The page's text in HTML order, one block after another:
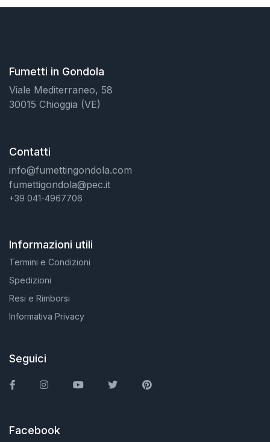
Fumetti in Gondola
Viale Mediterraneo, 58
30015 Chioggia (VE)
Contatti
info@fumettingondola.com
fumettigondola@pec.it
+39 041-4967706
Informazioni utili
Termini e Condizioni
Spedizioni
Resi e Rimborsi
Informativa Privacy
Seguici
FacebookInstagramYou TubeTwitter Pinterest
Facebook